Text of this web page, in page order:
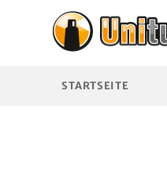
STARTSEITE